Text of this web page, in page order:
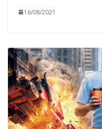
16/08/2021